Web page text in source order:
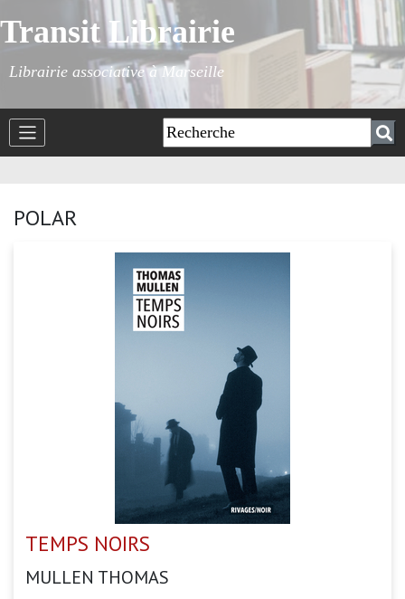
Transit Librairie
Librairie associative à Marseille
POLAR
TEMPS NOIRS
MULLEN THOMAS